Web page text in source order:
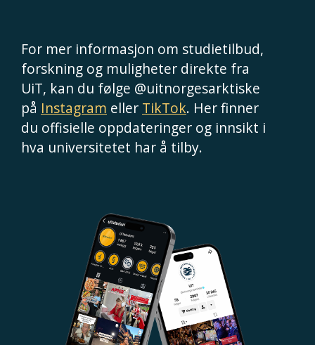
For mer informasjon om studietilbud,
forskning og muligheter direkte fra
UiT, kan du følge @uitnorgesarktiske
på Instagram eller TikTok. Her finner
du offisielle oppdateringer og innsikt i
hva universitetet har å tilby.